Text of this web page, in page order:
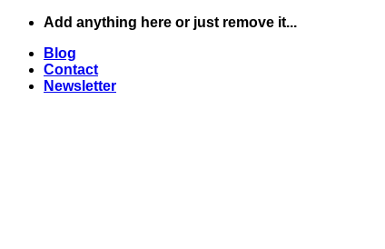
Skip
content
Add anything here or just remove it...
Blog
Contact
Newsletter